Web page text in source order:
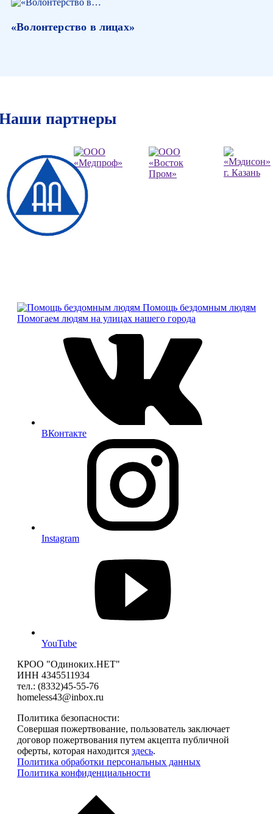
«Волонтерство в лицах»
партнеры
Помощь бездомным людям
Помогаем людям на улицах нашего города
ВКонтакте
Instagram
YouTube
КРОО "Одиноких.НЕТ"
ИНН 4345511934
тел.: (8332)45-55-76
homeless43@inbox.ru
Политика безопасности:
Совершая пожертвование, пользователь заключает
договор пожертвования путем акцепта публичной
оферты, которая находится здесь.
Политика обработки персональных данных
Политика конфиденциальности